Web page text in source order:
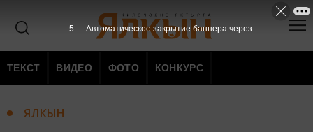
ТЕКСТ ВИДЕО ФОТО КОНКУРС
ЯЛКЫН
4 Автоматическое закрытие баннера через